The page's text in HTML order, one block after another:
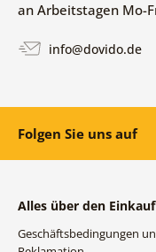
an Arbeitstagen Mo-
info@dovido.de
Folgen Sie uns auf
Alles über den Einkauf
Geschäftsbedingungen